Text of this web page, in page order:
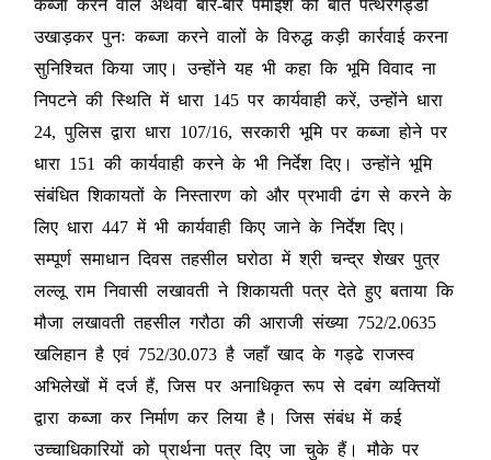
कब्जा करने वाले अथवा बार-बार पैमाइश की बात पत्थरगड्डी
उखाड़कर पुनः कब्जा करने वालों के विरुद्ध कड़ी कार्रवाई करना
सुनिश्चित किया जाए। उन्होंने यह भी कहा कि भूमि विवाद ना
निपटने की स्थिति में धारा 145 पर कार्यवाही करें, उन्होंने धारा
24, पुलिस द्वारा धारा 107/16, सरकारी भूमि पर कब्जा होने पर
धारा 151 की कार्यवाही करने के भी निर्देश दिए। उन्होंने भूमि
संबंधित शिकायतों के निस्तारण को और प्रभावी ढंग से करने के
लिए धारा 447 में भी कार्यवाही किए जाने के निर्देश दिए।
सम्पूर्ण समाधान दिवस तहसील घरोठा में श्री चन्द्र शेखर पुत्र
लल्लू राम निवासी लखावती ने शिकायती पत्र देते हुए बताया कि
मौजा लखावती तहसील गरौठा की आराजी संख्या 752/2.0635
खलिहान है एवं 752/30.073 है जहाँ खाद के गड्ढे राजस्व
अभिलेखों में दर्ज हैं, जिस पर अनाधिकृत रूप से दबंग व्यक्तियों
द्वारा कब्जा कर निर्माण कर लिया है। जिस संबंध में कई
उच्चाधिकारियों को प्रार्थना पत्र दिए जा चुके हैं। मौके पर